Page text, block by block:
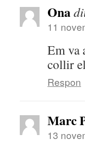
Ona
11
Em va
collir
Respon
Marc
13